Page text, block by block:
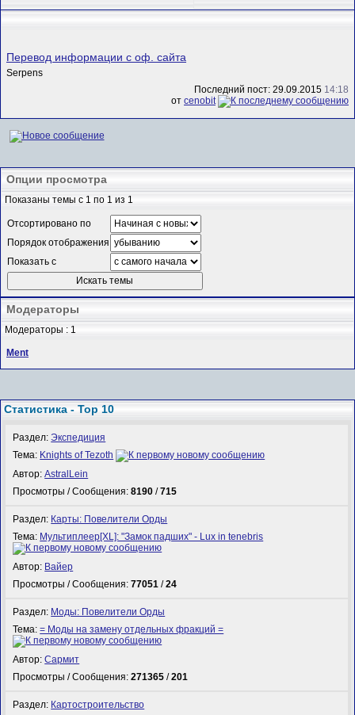
Перевод информации с оф. сайта
Serpens
Последний пост: 29.09.2015 14:18
от cenobit
Опции просмотра
Показаны темы с 1 по 1 из 1
Отсортировано по
Порядок отображения
Показать с
Модераторы
Модераторы : 1
Ment
Статистика - Top 10
Раздел:Экспедиция
Тема: Knights of Tezoth
Автор:AstralLein
Просмотры / Сообщения:8190 /715
Раздел: Карты: Повелители Орды
Тема: Мультиплеер[XL]: "Замок падших" - Lux in tenebris
Автор: Вайер
Просмотры / Сообщения:77051 /24
Раздел: Моды: Повелители Орды
Тема:= Моды на замену отдельных фракций =
Автор:Сармит
Просмотры / Сообщения:271365 /201
Раздел: Картостроительство